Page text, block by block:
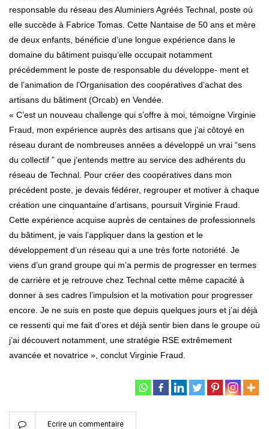
responsable du réseau des Aluminiers Agréés Technal, poste où
elle succède à Fabrice Tomas. Cette Nantaise de 50 ans et mère
de deux enfants, bénéficie d’une longue expérience dans le
domaine du bâtiment puisqu’elle occupait notamment
précédemment le poste de responsable du développe- ment et
de l’animation de l’Organisation des coopératives d’achat des
artisans du bâtiment (Orcab) en Vendée.
« C’est un nouveau challenge qui s’offre à moi, témoigne Virginie
Fraud, mon expérience auprès des artisans que j’ai côtoyé en
réseau durant de nombreuses années a développé un vrai “sens
du collectif ” que j’entends mettre au service des adhérents du
réseau de Technal. Pour créer des coopératives dans mon
précédent poste, je devais fédérer, regrouper et motiver à chaque
création une cinquantaine d’artisans, poursuit Virginie Fraud.
Cette expérience acquise auprès de centaines de professionnels
du bâtiment, je vais l’appliquer dans la gestion et le
développement d’un réseau qui a une très forte notoriété. Je
viens d’un grand groupe qui m’a permis de progresser en termes
de carrière et je retrouve chez Technal cette même capacité à
donner à ses cadres l’impulsion et la motivation pour progresser
encore. Je ne suis en poste que depuis quelques jours et j’ai déjà
ce ressenti qui me fait d’ores et déjà sentir bien dans le groupe où
j’ai découvert notamment, une stratégie RSE extrêmement
avancée et novatrice », conclut Virginie Fraud.
Ecrire un commentaire